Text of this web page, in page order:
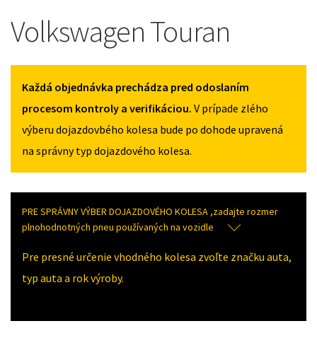
Volkswagen Touran
Každá objednávka prechádza pred odoslaním
procesom kontroly a verifikáciou. V prípade zlého
výberu dojazdovbého kolesa bude po dohode upravená
na správny typ dojazdového kolesa.
PRE SPRÁVNY VÝBER DOJAZDOVÉHO KOLESA ,zadajte rozmer
plnohodnotných pneu používaných na vozidle
Pre presné určenie vhodného kolesa zvoľte značku auta,
typ auta a rok výroby.